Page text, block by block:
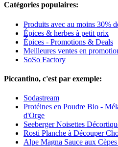
Catégories populaires:
Produits avec au moins 30%
Épices & herbes à petit prix
Épices - Promotions & Deals
Meilleures ventes en
SoSo Factory
Piccantino, c'est par exemple:
Sodastream
Protéines en Poudre Bio -
d'Orge
Seeberger Noisettes
Rosti Planche à Découper
Alpe Magna Sauce aux